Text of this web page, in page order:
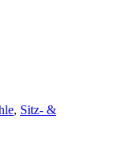
, Sitz- &